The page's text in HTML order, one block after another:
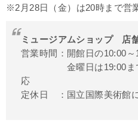
※2月28日（金）は20時まで営
ミュージアムショップ 店
営業時間：開館日の10:00～
金曜日は19:00まで、
応
定休日 ：国立国際美術館